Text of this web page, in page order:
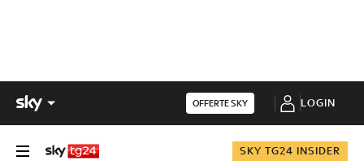
OFFERTE SKY LOGIN
SKY TG24 INSIDER